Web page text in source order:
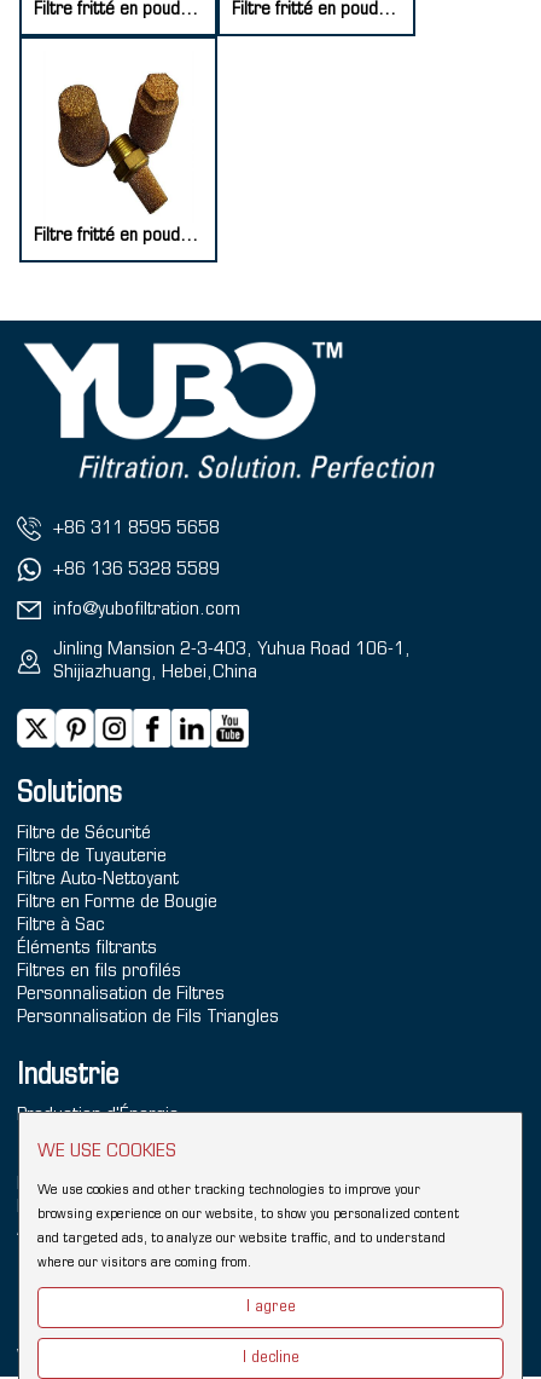
Filtre fritté en poudre d'acier inoxydable Filtre fritté en poudre de titane
Filtre fritté en poudre de cuivre
WE USE COOKIES
We use cookies and other tracking technologies to improve your
browsing experience on our website, to show you personalized content
and targeted ads, to analyze our website traffic, and to understand
where our visitors are coming from.
I agree
I decline
+86 311 8595 5658
+86 136 5328 5589
info@yubofiltration.com
Jinling Mansion 2-3-403, Yuhua Road 106-1,
Shijiazhuang, Hebei,China
Solutions
Filtre de Sécurité
Filtre de Tuyauterie
Filtre Auto-Nettoyant
Filtre en Forme de Bougie
Filtre à Sac
Éléments filtrants
Filtres en fils profilés
Personnalisation de Filtres
Personnalisation de Fils Triangles
Industrie
Production d'Énergie
Traitement de l'Eau
Produits Chimiques
Raffinage
Aliments & Boissons
Liens:Wedge Wire FilterÉcran Johnson en fils profilésFiltre industriel
Wedge Wire
Éléments filtrants